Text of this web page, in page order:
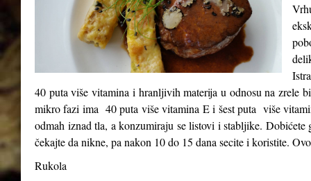
40 puta više vitamina i hranljivih materija u odnosu na zrele
mikro fazi ima 40 puta više vitamina E i šest puta više
odmah iznad tla, a konzumiraju se listovi i stabljike. Dobićete
čekajte da nikne, pa nakon 10 do 15 dana secite i koristite.
Rukola